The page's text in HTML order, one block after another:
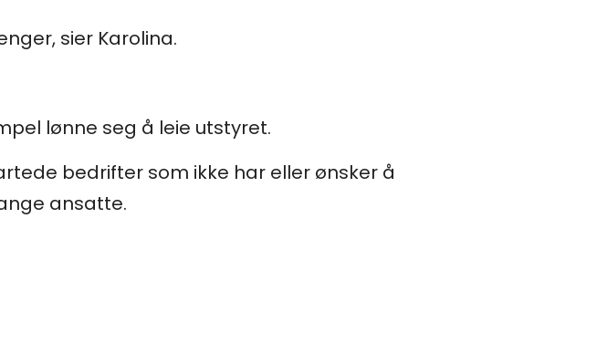
sier Karolina.
lønne seg å leie utstyret.
bedrifter som ikke har eller ønsker å
ansatte.